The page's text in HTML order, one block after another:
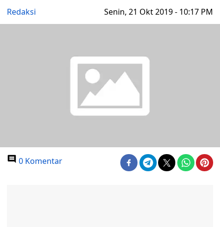
Redaksi Senin, 21 Okt 2019 - 10:17 PM
0 Komentar